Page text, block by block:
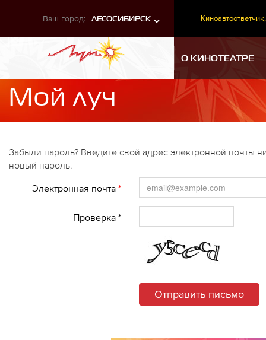
Ваш город: ЛЕСОСИБИРСК Киноавтоответчик,
О КИНОТЕАТРЕ
Мой луч
Забыли пароль? Введите свой адрес электронной почты
новый пароль.
Электронная почта*
Проверка *
Отправить письмо